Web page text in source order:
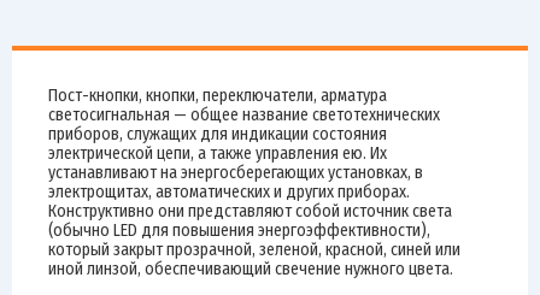
Пост-кнопки, кнопки, переключатели, арматура
светосигнальная — общее название светотехнических
приборов, служащих для индикации состояния
электрической цепи, а также управления ею. Их
устанавливают на энергосберегающих установках, в
электрощитах, автоматических и других приборах.
Конструктивно они представляют собой источник света
(обычно LED для повышения энергоэффективности),
который закрыт прозрачной, зеленой, красной, синей или
иной линзой, обеспечивающий свечение нужного цвета.